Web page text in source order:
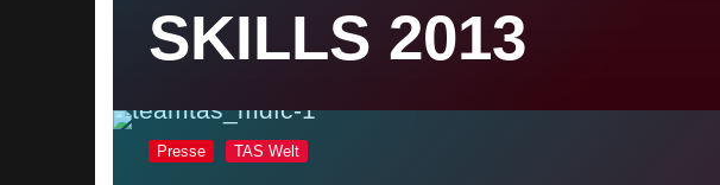
SKILLS 2013
Presse TAS Welt